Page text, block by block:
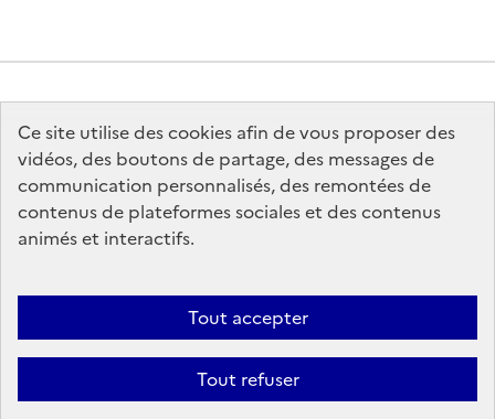
Ce site utilise des cookies afin de vous proposer des
vidéos, des boutons de partage, des messages de
communication personnalisés, des remontées de
contenus de plateformes sociales et des contenus
animés et interactifs.
Tout accepter
Tout refuser
MINISTÈRE
DE LA CULTURE
data.gouv.fr